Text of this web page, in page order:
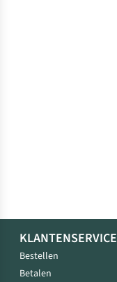
KLANTENSERVICE
Bestellen
Betalen